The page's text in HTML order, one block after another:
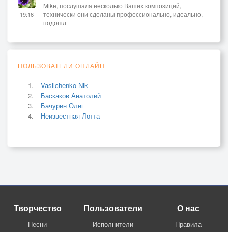
19:16
Mike, послушала несколько Ваших композиций,
технически они сделаны профессионально, идеально,
подошл
ПОЛЬЗОВАТЕЛИ ОНЛАЙН
Vasilchenko Nik
Баскаков Анатолий
Бачурин Олег
Неизвестная Лотта
Творчество
Песни
Пользователи
Исполнители
О нас
Правила